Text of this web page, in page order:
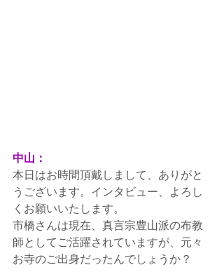
中山：
本日はお時間頂戴しまして、ありがと
うございます。インタビュー、よろし
くお願いいたします。
市橋さんは現在、真言宗豊山派の布教
師としてご活躍されていますが、元々
お寺のご出身だったんでしょうか？